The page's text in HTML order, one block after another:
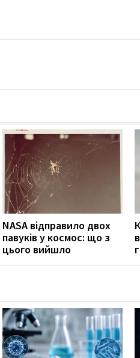
NASA відправило двох
павуків у космос: що з
цього вийшло